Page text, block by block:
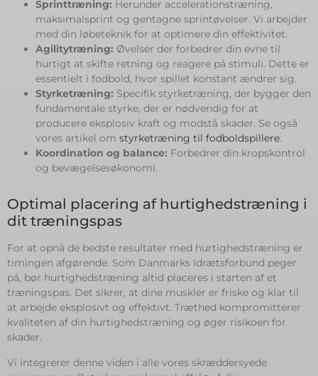
Sprinttræning: Herunder accelerationstræning,
maksimalsprint og gentagne sprintøvelser. Vi arbejder
med din løbeteknik for at optimere din effektivitet.
Agilitytræning: Øvelser der forbedrer din evne til
hurtigt at skifte retning og reagere på stimuli. Dette er
essentielt i fodbold, hvor spillet konstant ændrer sig.
Styrketræning: Specifik styrketræning, der bygger den
fundamentale styrke, der er nødvendig for at
producere eksplosiv kraft og modstå skader. Se også
vores artikel om styrketræning til fodboldspillere.
Koordination og balance: Forbedrer din kropskontrol
og bevægelsesøkonomi.
Optimal placering af hurtighedstræning i
dit træningspas
For at opnå de bedste resultater med hurtighedstræning er
timingen afgørende. Som Danmarks Idrætsforbund peger
på, bør hurtighedstræning altid placeres i starten af et
træningspas. Det sikrer, at dine muskler er friske og klar til
at arbejde eksplosivt og effektivt. Træthed kompromitterer
kvaliteten af din hurtighedstræning og øger risikoen for
skader.
Vi integrerer denne viden i alle vores skræddersyede